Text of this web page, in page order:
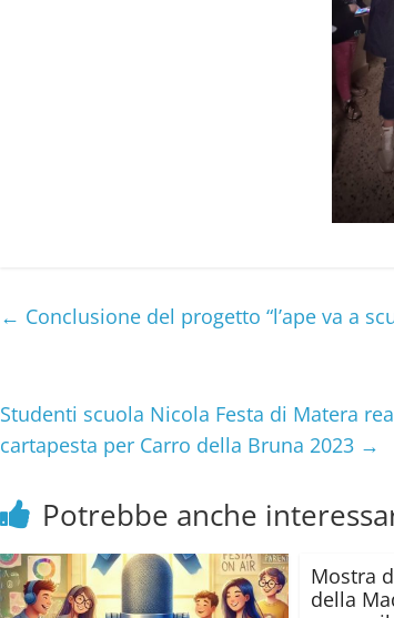
← Conclusione del progetto “l’ape va a
Studenti scuola Nicola Festa di Matera
cartapesta per Carro della Bruna 2023 →
Potrebbe anche
Mostra
della